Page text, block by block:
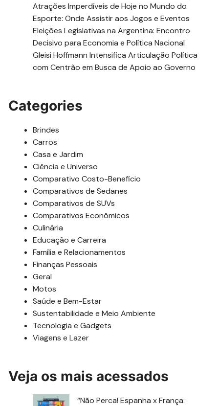
Atrações Imperdíveis de Hoje no Mundo do
Esporte: Onde Assistir aos Jogos e Eventos
Eleições Legislativas na Argentina: Encontro
Decisivo para Economia e Política Nacional
Gleisi Hoffmann Intensifica Articulação Política
com Centrão em Busca de Apoio ao Governo
Categories
Brindes
Carros
Casa e Jardim
Ciência e Universo
Comparativo Costo-Beneficio
Comparativos de Sedanes
Comparativos de SUVs
Comparativos Econômicos
Culinária
Educação e Carreira
Família e Relacionamentos
Finanças Pessoais
Geral
Motos
Saúde e Bem-Estar
Sustentabilidade e Meio Ambiente
Tecnologia e Gadgets
Viagens e Lazer
Veja os mais acessados
“Não Perca! Espanha x França: